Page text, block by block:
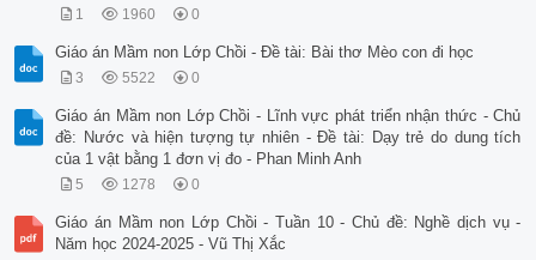
1 1960 0
Giáo án Mầm non Lớp Chồi - Đề tài: Bài thơ Mèo con đi học
3 5522 0
Giáo án Mầm non Lớp Chồi - Lĩnh vực phát triển nhận thức - Chủ
đề: Nước và hiện tượng tự nhiên - Đề tài: Dạy trẻ do dung tích
của 1 vật bằng 1 đơn vị đo - Phan Minh Anh
5 1278 0
Giáo án Mầm non Lớp Chồi - Tuần 10 - Chủ đề: Nghề dịch vụ -
Năm học 2024-2025 - Vũ Thị Xắc